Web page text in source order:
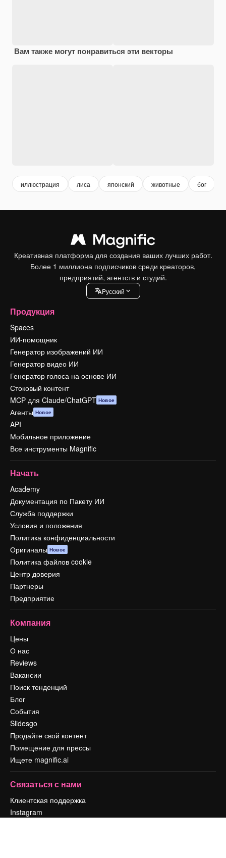
Вам также могут понравиться эти векторы
иллюстрация лиса японский животные бог
Креативная платформа для создания ваших лучших работ.
Более 1 миллиона подписчиков среди креаторов,
предприятий, агентств и студий.
Pусский
Продукция
Spaces
ИИ-помощник
Генератор изображений ИИ
Генератор видео ИИ
Генератор голоса на основе ИИ
Стоковый контент
MCP для Claude/ChatGPT Новое
Агенты Новое
API
Мобильное приложение
Все инструменты Magnific
Начать
Academy
Документация по Пакету ИИ
Служба поддержки
Условия и положения
Политика конфиденциальности
Оригиналы Новое
Политика файлов cookie
Центр доверия
Партнеры
Предприятие
Компания
Цены
О нас
Reviews
Вакансии
Поиск тенденций
Блог
События
Slidesgo
Продайте свой контент
Помещение для прессы
Ищете magnific.ai
Связаться с нами
Клиентская поддержка
Instagram